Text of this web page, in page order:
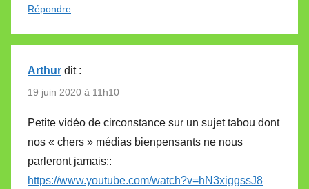
Répondre
Arthur dit :
19 juin 2020 à 11h10
Petite vidéo de circonstance sur un sujet tabou dont
nos « chers » médias bienpensants ne nous
parleront jamais::
https://www.youtube.com/watch?v=hN3xiggssJ8